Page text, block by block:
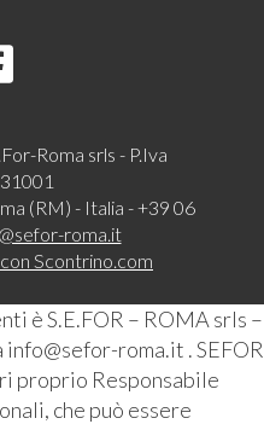
Roma srls - P.Iva
(RM) - Italia - +39 06
roma.it
Scontrino.com
è S.E.FOR – ROMA srls –
roma.it . SEFOR
proprio Responsabile
che può essere